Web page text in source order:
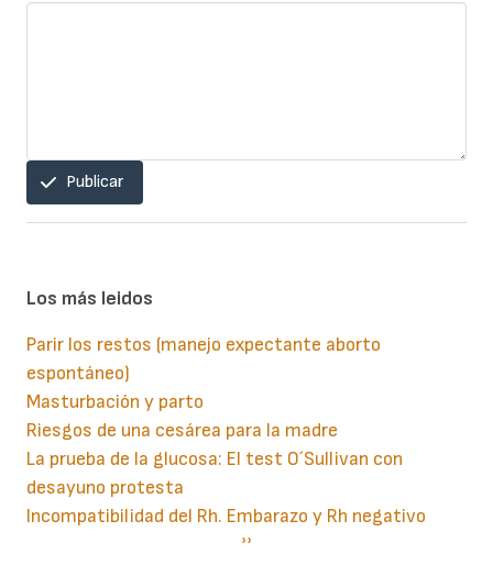
Publicar
Los más leidos
Parir los restos (manejo expectante aborto
espontáneo)
Masturbación y parto
Riesgos de una cesárea para la madre
La prueba de la glucosa: El test O´Sullivan con
desayuno protesta
Incompatibilidad del Rh. Embarazo y Rh negativo
Siguiente
››